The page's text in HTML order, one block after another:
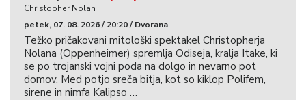
Christopher Nolan
petek, 07. 08. 2026 / 20:20 / Dvorana
Težko pričakovani mitološki spektakel Christopherja
Nolana (Oppenheimer) spremlja Odiseja, kralja Itake, ki
se po trojanski vojni poda na dolgo in nevarno pot
domov. Med potjo sreča bitja, kot so kiklop Polifem,
sirene in nimfa Kalipso …